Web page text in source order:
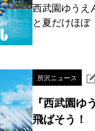
西武園ゆうえ
と夏だけほぼ
所沢ニュース
『西武園
飛ばそう！